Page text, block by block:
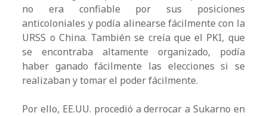
no era confiable por sus posiciones
anticoloniales y podía alinearse fácilmente con la
URSS o China. También se creía que el PKI, que
se encontraba altamente organizado, podía
haber ganado fácilmente las elecciones si se
realizaban y tomar el poder fácilmente.
Por ello, EE.UU. procedió a derrocar a Sukarno en